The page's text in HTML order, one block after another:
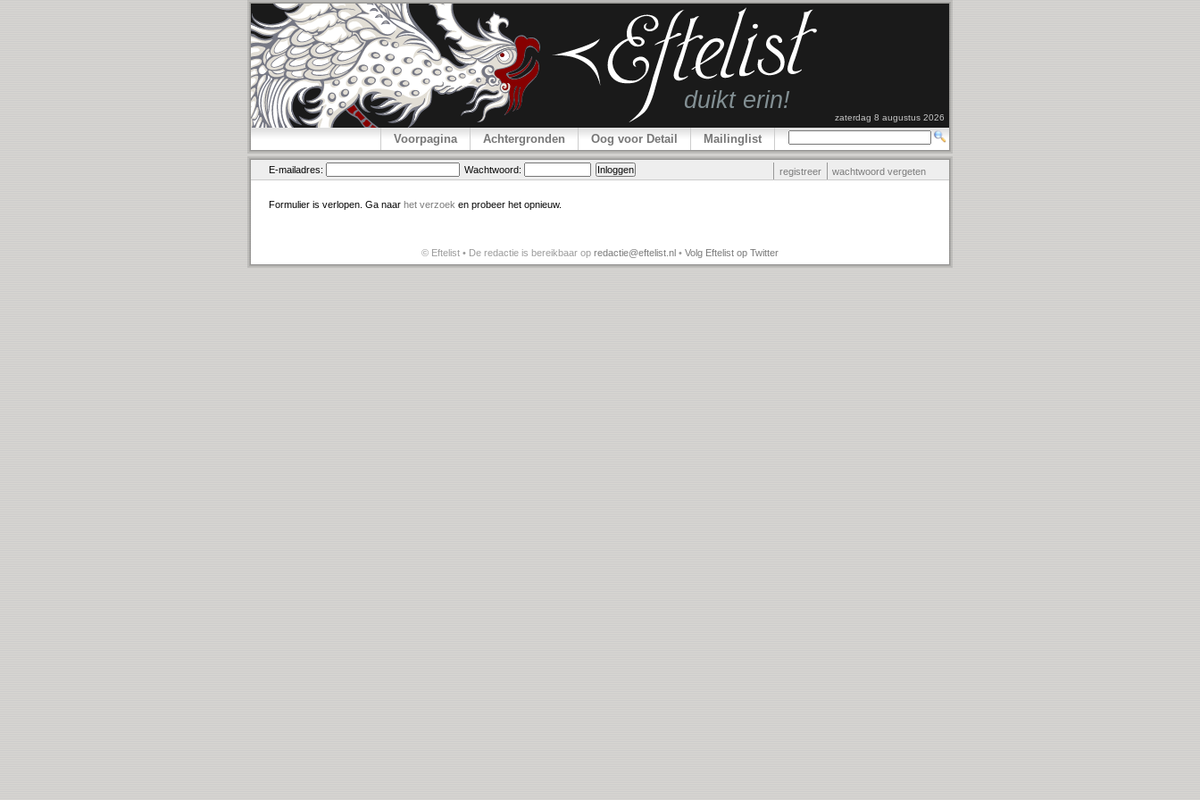
zaterdag 8 augustus 2026
Voorpagina Achtergronden Oog voor Detail Mailinglist
E-mailadres: Wachtwoord: registreer wachtwoord vergeten
Formulier is verlopen. Ga naar het verzoek en probeer het opnieuw.
© Eftelist • De redactie is bereikbaar op redactie@eftelist.nl • Volg Eftelist op Twitter